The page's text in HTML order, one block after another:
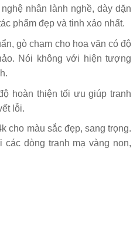
nhân lành nghề, dày dặn
phẩm đẹp và tinh xảo nhất.
gò chạm cho hoa văn có độ
Nói không với hiện tượng
hoàn thiện tối ưu giúp tranh
lỗi.
cho màu sắc đẹp, sang trọng.
dòng tranh mạ vàng non,